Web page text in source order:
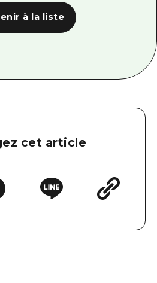
à la liste
cet article